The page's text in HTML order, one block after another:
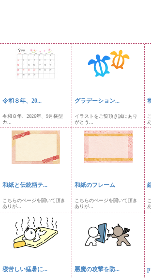
令和８年、20...
令和８年、2026年、9月横型
カ...
グラデーション...
イラストをご覧頂き誠にあり
がとう...
和紙と伝統柄テ...
こちらのページを開いて頂き
ありが...
和紙のフレーム
こちらのページを開いて頂き
ありが...
寝苦しい猛暑に... 悪魔の攻撃を防...